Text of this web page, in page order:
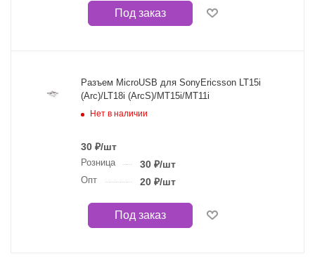
Под заказ
Разъем MicroUSB для SonyEricsson LT15i
(Arc)/LT18i (ArcS)/MT15i/MT11i
Нет в наличии
30 ₽/шт
Розница 30₽/шт
Опт 20₽/шт
Под заказ